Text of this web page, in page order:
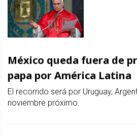
México queda fuera de
papa por América Latina
El recorrido será por Uruguay,
noviembre próximo.